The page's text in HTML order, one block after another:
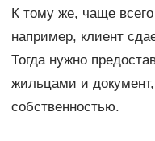
К тому же, чаще
например, клиент
Тогда нужно
жильцами и
собственностью.